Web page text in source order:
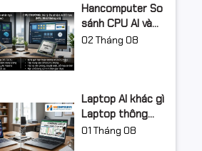
Hancomputer So
sánh CPU AI và
CPU thường,Có
02 Tháng 08
Laptop AI khác gì
Laptop thông
thường?
01 Tháng 08